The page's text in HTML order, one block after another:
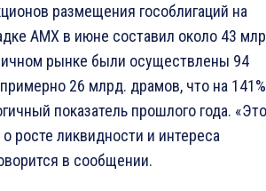
размещения гособлигаций на
АМХ в июне составил около 43
рынке были осуществлены 94
26 млрд. драмов, что на 141%
показатель прошлого года. «Это
росте ликвидности и интереса
в сообщении.